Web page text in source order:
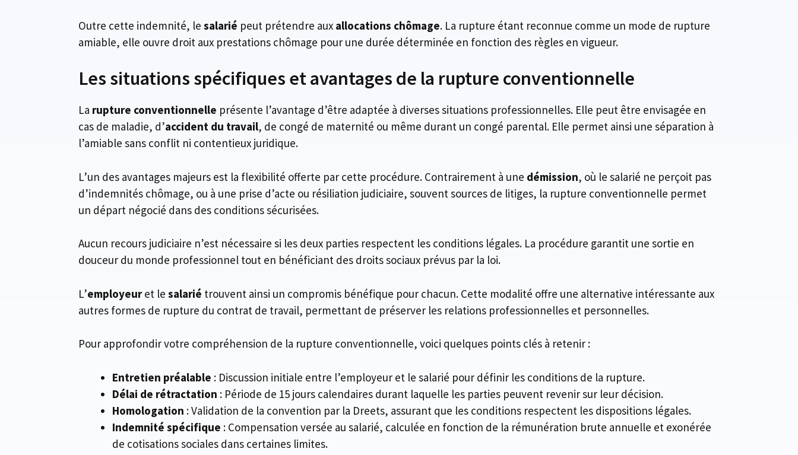
Outre cette indemnité, le salarié peut prétendre aux allocations chômage. La rupture étant reconnue comme un mode de rupture
amiable, elle ouvre droit aux prestations chômage pour une durée déterminée en fonction des règles en vigueur.
Les situations spécifiques et avantages de la rupture conventionnelle
La rupture conventionnelle présente l’avantage d’être adaptée à diverses situations professionnelles. Elle peut être envisagée en
cas de maladie, d’accident du travail, de congé de maternité ou même durant un congé parental. Elle permet ainsi une séparation à
l’amiable sans conflit ni contentieux juridique.
L’un des avantages majeurs est la flexibilité offerte par cette procédure. Contrairement à une démission, où le salarié ne perçoit pas
d’indemnités chômage, ou à une prise d’acte ou résiliation judiciaire, souvent sources de litiges, la rupture conventionnelle permet
un départ négocié dans des conditions sécurisées.
Aucun recours judiciaire n’est nécessaire si les deux parties respectent les conditions légales. La procédure garantit une sortie en
douceur du monde professionnel tout en bénéficiant des droits sociaux prévus par la loi.
L’employeuret le salarié trouvent ainsi un compromis bénéfique pour chacun. Cette modalité offre une alternative intéressante aux
autres formes de rupture du contrat de travail, permettant de préserver les relations professionnelles et personnelles.
Pour approfondir votre compréhension de la rupture conventionnelle, voici quelques points clés à retenir :
Entretien préalable : Discussion initiale entre l’employeur et le salarié pour définir les conditions de la rupture.
Délai de rétractation : Période de 15 jours calendaires durant laquelle les parties peuvent revenir sur leur décision.
Homologation : Validation de la convention par la Dreets, assurant que les conditions respectent les dispositions légales.
Indemnité spécifique : Compensation versée au salarié, calculée en fonction de la rémunération brute annuelle et exonérée
de cotisations sociales dans certaines limites.